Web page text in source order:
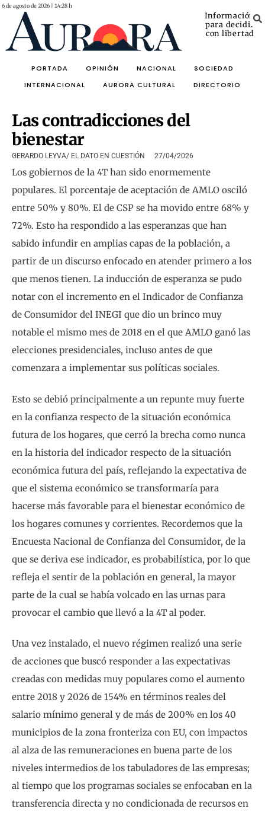
6 de agosto de 2026 | 14:28 h
Información
para decidir
con libertad
PORTADA OPINIÓN NACIONAL
SOCIEDAD
INTERNACIONAL
AURORA CULTURAL DIRECTORIO
Las contradicciones del
bienestar
GERARDO LEYVA/ EL DATO EN CUESTIÓN 27/04/2026
Los gobiernos de la 4T han sido enormemente
populares. El porcentaje de aceptación de AMLO osciló
entre 50% y 80%. El de CSP se ha movido entre 68% y
72%. Esto ha respondido a las esperanzas que han
sabido infundir en amplias capas de la población, a
partir de un discurso enfocado en atender primero a los
que menos tienen. La inducción de esperanza se pudo
notar con el incremento en el Indicador de Confianza
de Consumidor del INEGI que dio un brinco muy
notable el mismo mes de 2018 en el que AMLO ganó las
elecciones presidenciales, incluso antes de que
comenzara a implementar sus políticas sociales.
Esto se debió principalmente a un repunte muy fuerte
en la confianza respecto de la situación económica
futura de los hogares, que cerró la brecha como nunca
en la historia del indicador respecto de la situación
económica futura del país, reflejando la expectativa de
que el sistema económico se transformaría para
hacerse más favorable para el bienestar económico de
los hogares comunes y corrientes. Recordemos que la
Encuesta Nacional de Confianza del Consumidor, de la
que se deriva ese indicador, es probabilística, por lo que
refleja el sentir de la población en general, la mayor
parte de la cual se había volcado en las urnas para
provocar el cambio que llevó a la 4T al poder.
Una vez instalado, el nuevo régimen realizó una serie
de acciones que buscó responder a las expectativas
creadas con medidas muy populares como el aumento
entre 2018 y 2026 de 154% en términos reales del
salario mínimo general y de más de 200% en los 40
municipios de la zona fronteriza con EU, con impactos
al alza de las remuneraciones en buena parte de los
niveles intermedios de los tabuladores de las empresas;
al tiempo que los programas sociales se enfocaban en la
transferencia directa y no condicionada de recursos en